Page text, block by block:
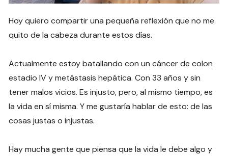
Hoy quiero compartir una pequeña reflexión que no me
quito de la cabeza durante estos días.
Actualmente estoy batallando con un cáncer de colon
estadio IV y metástasis hepática. Con 33 años y sin
tener malos vicios. Es injusto, pero, al mismo tiempo, es
la vida en sí misma. Y me gustaría hablar de esto: de las
cosas justas o injustas.
Hay mucha gente que piensa que la vida le debe algo y